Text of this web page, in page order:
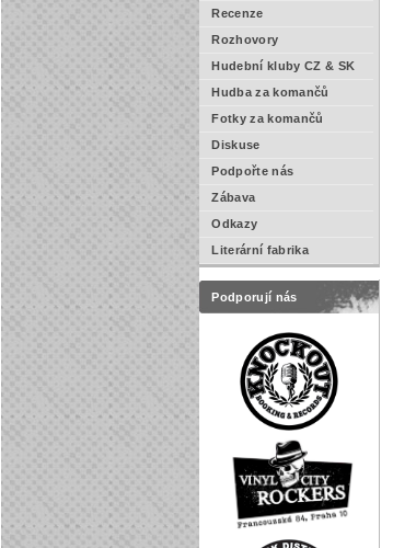
Recenze
Rozhovory
Hudební kluby CZ & SK
Hudba za komančů
Fotky za komančů
Diskuse
Podpořte nás
Zábava
Odkazy
Literární fabrika
Podporují nás